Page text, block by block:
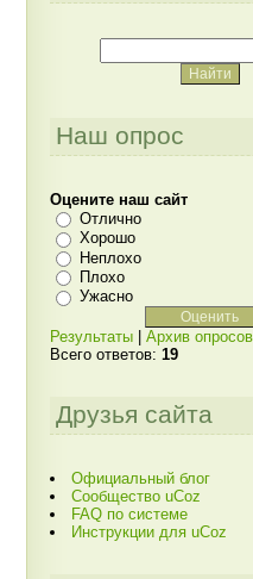
Наш опрос
Оцените наш сайт
Отлично
Хорошо
Неплохо
Плохо
Ужасно
Результаты
Архив опросов
Всего ответов: 19
Друзья сайта
Официальный блог
Сообщество uCoz
FAQ по системе
Инструкции для uCoz